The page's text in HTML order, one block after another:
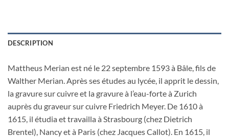
DESCRIPTION
Mattheus Merian est né le 22 septembre 1593 à Bâle, fils de
Walther Merian. Après ses études au lycée, il apprit le dessin,
la gravure sur cuivre et la gravure à l’eau-forte à Zurich
auprès du graveur sur cuivre Friedrich Meyer. De 1610 à
1615, il étudia et travailla à Strasbourg (chez Dietrich
Brentel), Nancy et à Paris (chez Jacques Callot). En 1615, il